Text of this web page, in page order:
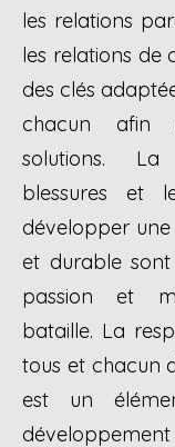
les relations
les relations de
des clés
chacun afin
solutions.
blessures et
développer
et durable
passion et
bataille. La
tous et chacun
est un
développement